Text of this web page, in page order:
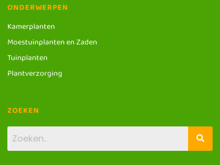
ONDERWERPEN
Kamerplanten
Moestuinplanten en Zaden
Tuinplanten
Plantverzorging
ZOEKEN